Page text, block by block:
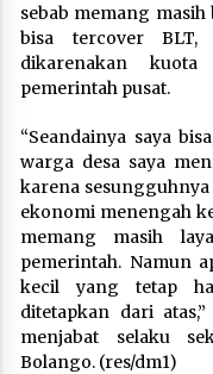
sebab memang
bisa tercover BLT,
dikarenakan
pemerintah pusat.
“Seandainya saya
warga desa saya
karena sesungguhnya
ekonomi menengah
memang masih
pemerintah. Namun
kecil yang tetap
ditetapkan dari
menjabat selaku
Bolango. (res/dm1)